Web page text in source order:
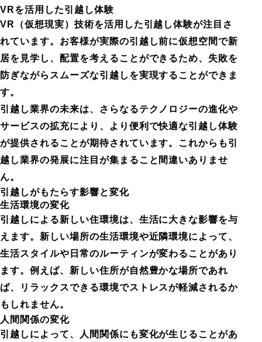
VRを活用した引越し体験
VR（仮想現実）技術を活用した引越し体験が注目さ
れています。お客様が実際の引越し前に仮想空間で新
居を見学し、配置を考えることができるため、失敗を
防ぎながらスムーズな引越しを実現することができま
す。
引越し業界の未来は、さらなるテクノロジーの進化や
サービスの拡充により、より便利で快適な引越し体験
が提供されることが期待されています。これからも引
越し業界の発展に注目が集まること間違いありませ
ん。
引越しがもたらす影響と変化
生活環境の変化
引越しによる新しい住環境は、生活に大きな影響を与
えます。新しい場所の生活環境や近隣環境によって、
生活スタイルや日常のルーティンが変わることがあり
ます。例えば、新しい住所が自然豊かな場所であれ
ば、リラックスできる環境でストレスが軽減されるか
もしれません。
人間関係の変化
引越しによって、人間関係にも変化が生じることがあ